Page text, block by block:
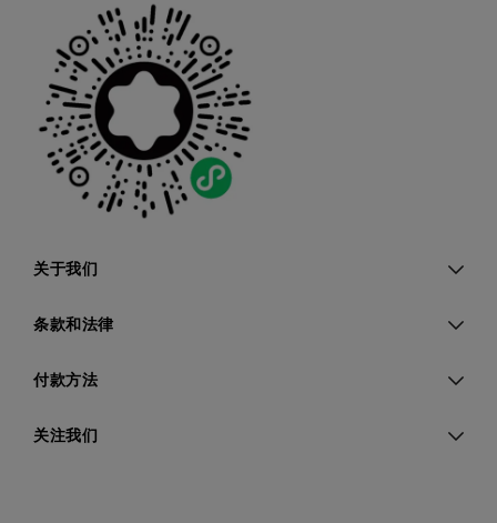
关于我们
条款和法律
付款方法
关注我们